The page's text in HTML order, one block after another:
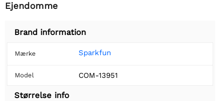
Ejendomme
Brand information
Mærke Sparkfun
Model COM-13951
Størrelse info